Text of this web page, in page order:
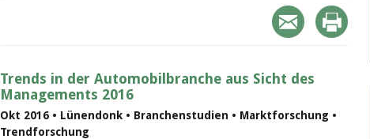
Trends in der Automobilbranche aus Sicht des
Managements 2016
Okt 2016 • Lünendonk • Branchenstudien • Marktforschung •
Trendforschung